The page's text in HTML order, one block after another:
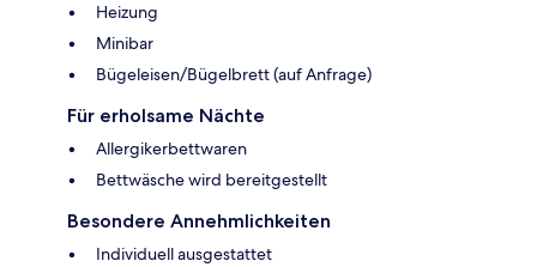
Heizung
Minibar
Bügeleisen/Bügelbrett (auf Anfrage)
Für erholsame Nächte
Allergikerbettwaren
Bettwäsche wird bereitgestellt
Besondere Annehmlichkeiten
Individuell ausgestattet